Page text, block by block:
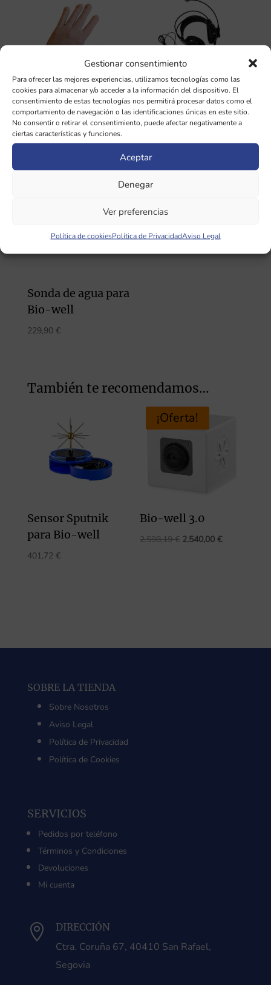
Gestionar consentimiento
Para ofrecer las mejores experiencias, utilizamos tecnologías como las
cookies para almacenar y/o acceder a la información del dispositivo. El
consentimiento de estas tecnologías nos permitirá procesar datos como el
comportamiento de navegación o las identificaciones únicas en este sitio.
No consentir o retirar el consentimiento, puede afectar negativamente a
ciertas características y funciones.
Aceptar
Denegar
Ver preferencias
Política de cookiesPolítica de PrivacidadAviso Legal
Guante para Bio-
well
163,35€
Bio-Cor 10
724,79€
Sonda de agua para
Bio-well
229,90 €
También te recomendamos…
Sensor Sputnik
para Bio-well
401,72 €
¡Oferta!
Bio-well 3.0
2.598,19€ El
2.540,00€El
SOBRE LA TIENDA
Sobre Nosotros
Aviso Legal
Política de Privacidad
Política de Cookies
SERVICIOS
Pedidos por teléfono
Términos y Condiciones
Devoluciones
Mi cuenta
 DIRECCIÓN
Ctra. Coruña 67, 40410 San Rafael,
Segovia